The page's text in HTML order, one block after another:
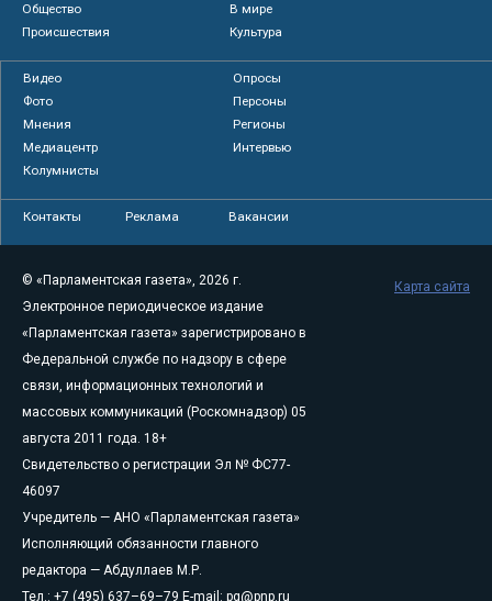
Общество
В мире
Происшествия
Культура
Видео
Опросы
Фото
Персоны
Мнения
Регионы
Медиацентр
Интервью
Колумнисты
Контакты Реклама Вакансии
© «Парламентская газета», 2026 г.
Электронное периодическое издание
«Парламентская газета» зарегистрировано в
Федеральной службе по надзору в сфере
связи, информационных технологий и
массовых коммуникаций (Роскомнадзор) 05
августа 2011 года. 18+
Свидетельство о регистрации Эл № ФС77-
46097
Учредитель — АНО «Парламентская газета»
Исполняющий обязанности главного
редактора — Абдуллаев М.Р.
Тел.: +7 (495) 637–69–79 E-mail: pg@pnp.ru
Карта сайта